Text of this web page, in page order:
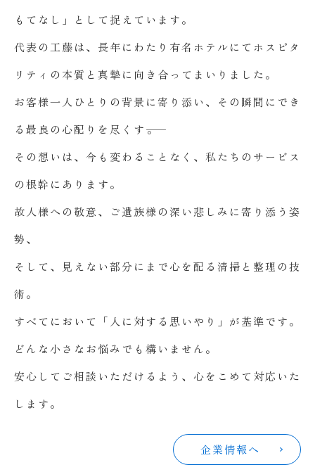
もてなし」として捉えています。
代表の工藤は、長年にわたり有名ホテルにてホスピタ
リティの本質と真摯に向き合ってまいりました。
お客様一人ひとりの背景に寄り添い、その瞬間にでき
る最良の心配りを尽くす――。
その想いは、今も変わることなく、私たちのサービス
の根幹にあります。
故人様への敬意、ご遺族様の深い悲しみに寄り添う姿
勢、
そして、見えない部分にまで心を配る清掃と整理の技
術。
すべてにおいて「人に対する思いやり」が基準です。
どんな小さなお悩みでも構いません。
安心してご相談いただけるよう、心をこめて対応いた
します。
企業情報へ